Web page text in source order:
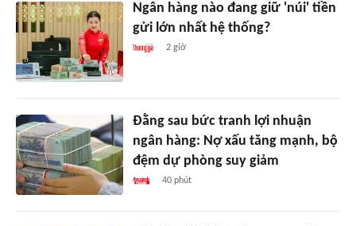
Ngân hàng nào đang giữ 'núi' tiền
gửi lớn nhất hệ thống?
2 giờ
Đằng sau bức tranh lợi nhuận
ngân hàng: Nợ xấu tăng mạnh, bộ
đệm dự phòng suy giảm
40 phút